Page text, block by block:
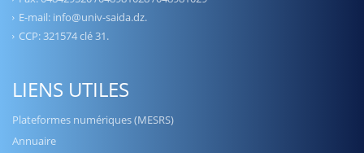
E-mail: info@univ-saida.dz.
CCP: 321574 clé 31.
LIENS UTILES
Plateformes numériques (MESRS)
Annuaire